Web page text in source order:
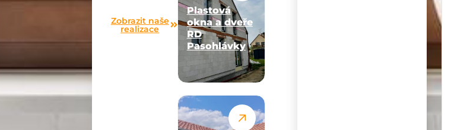
Zobrazit naše
realizace
Plastová
okna a dveře
RD
Pasohlávky